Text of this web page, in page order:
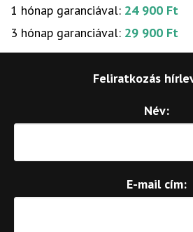
1 hónap garanciával: 24 900 Ft
3 hónap garanciával: 29 900 Ft
Feliratkozás
Név:
E-mail cím: